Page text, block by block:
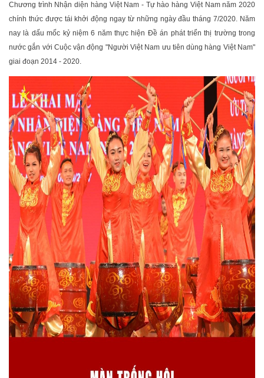
Chương trình Nhận diện hàng Việt Nam - Tự hào hàng Việt Nam năm 2020
chính thức được tái khởi động ngay từ những ngày đầu tháng 7/2020. Năm
nay là dấu mốc kỷ niệm 6 năm thực hiện Đề án phát triển thị trường trong
nước gắn với Cuộc vận động "Người Việt Nam ưu tiên dùng hàng Việt Nam"
giai đoạn 2014 - 2020.